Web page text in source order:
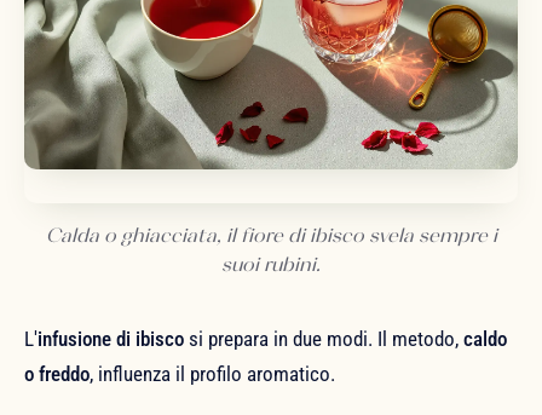
Calda o ghiacciata, il fiore di ibisco svela sempre i
suoi rubini.
L'infusione di ibisco si prepara in due modi. Il metodo, caldo
o freddo, influenza il profilo aromatico.